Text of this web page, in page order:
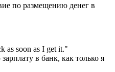
по размещению денег в
as soon as I get it."
в банк, как только я